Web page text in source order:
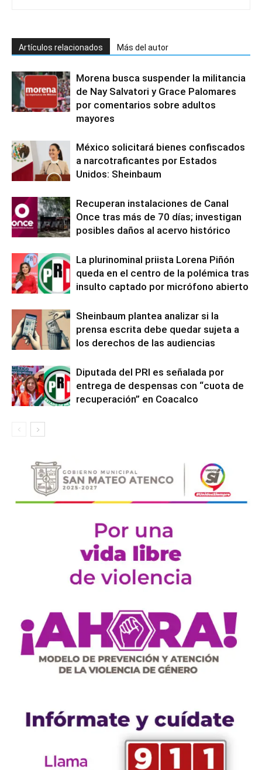
Artículos relacionados Más del autor
Morena busca suspender la militancia
de Nay Salvatori y Grace Palomares
por comentarios sobre adultos
mayores
México solicitará bienes confiscados
a narcotraficantes por Estados
Unidos: Sheinbaum
Recuperan instalaciones de Canal
Once tras más de 70 días; investigan
posibles daños al acervo histórico
La plurinominal priista Lorena Piñón
queda en el centro de la polémica tras
insulto captado por micrófono abierto
Sheinbaum plantea analizar si la
prensa escrita debe quedar sujeta a
los derechos de las audiencias
Diputada del PRI es señalada por
entrega de despensas con “cuota de
recuperación” en Coacalco